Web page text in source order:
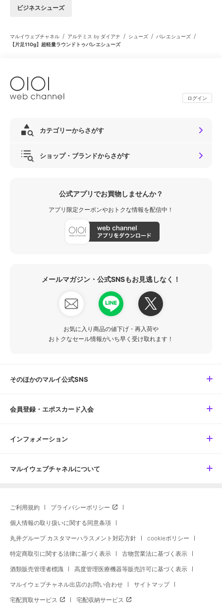
ビジネスシューズ
マルイウェブチャネル / アルテミス by ダイアナ / シューズ / バレエシューズ /
【片足110g】超軽量ラウンドトゥバレエシューズ
ログイン
カテゴリーからさがす
ショップ・ブランドからさがす
公式アプリでお買物しませんか？
アプリ限定クーポンやおトクな情報を配信中！
メールマガジン・公式SNSもお見逃しなく！
お気に入り商品の値下げ・再入荷や
おトクなセール情報がいち早く受け取れます！
そのほかのマルイ公式SNS
会員登録・エポスカード入会
インフォメーション
マルイウェブチャネルについて
ご利用規約 プライバシーポリシー
個人情報の取り扱いに関する同意条項
丸井グループ カスタマーハラスメント対応方針 cookieポリシー
特定商取引に関する法律に基づく表示 古物営業法に基づく表示
酒類販売管理者標識 高度管理医療機器等販売許可に基づく表示
マルイウェブチャネル出店のお問い合わせ サイトマップ
宅配買取サービス 宅配収納サービス